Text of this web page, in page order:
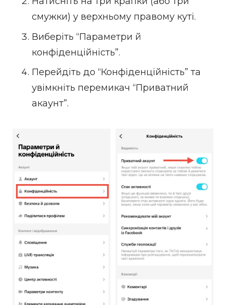
смужки) у верхньому правому куті.
Виберіть “Параметри й
конфіденційність”.
Перейдіть до “Конфіденційність” та
увімкніть перемикач “Приватний
акаунт”.